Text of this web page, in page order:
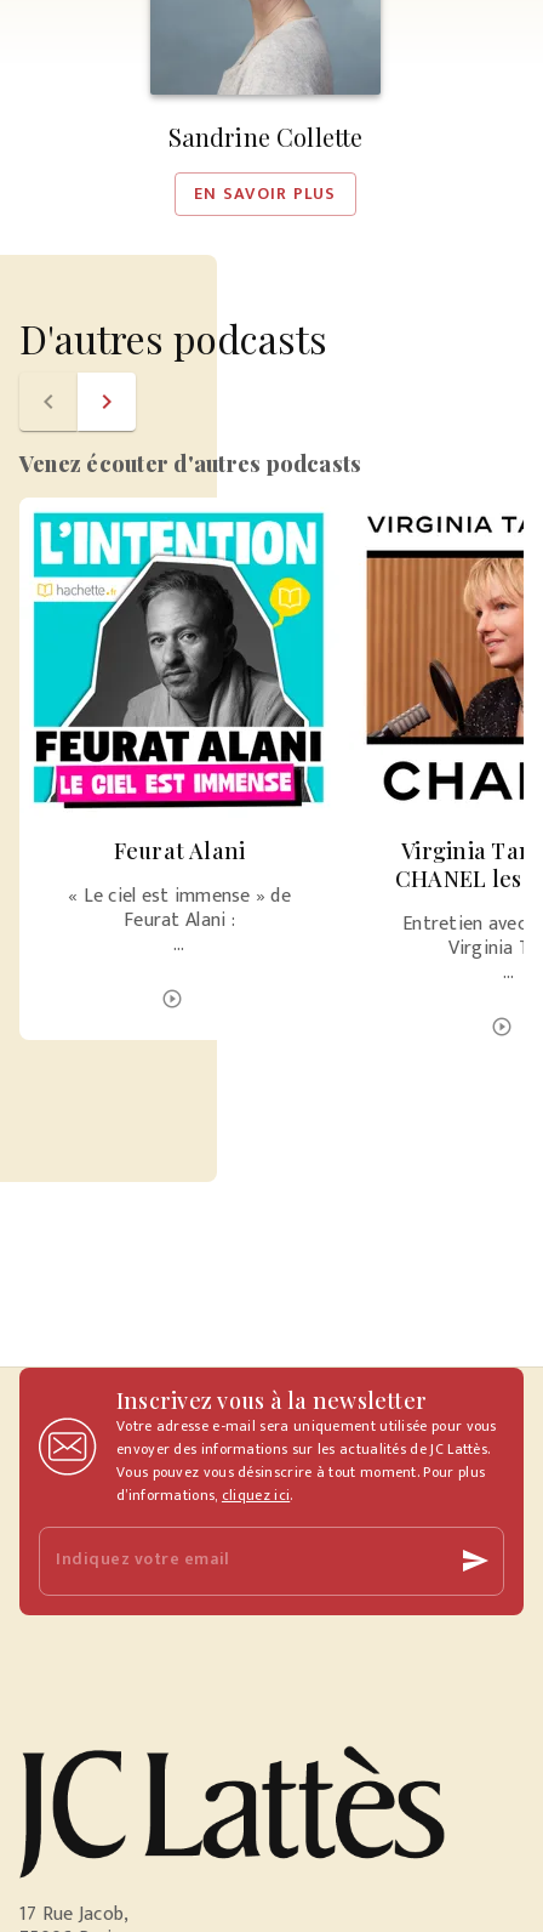
Sandrine Collette
EN SAVOIR PLUS
D'autres podcasts
navigate_before navigate_next
Venez écouter d'autres podcasts
Feurat Alani
« Le ciel est immense » de
Feurat Alani :
…
play_circle_outline
Virginia
CHANEL les
Entretien avec
Virginia
…
play_circle_outline
Inscrivez vous à la newsletter
Votre adresse e-mail sera uniquement utilisée pour vous
envoyer des informations sur les actualités de JC Lattès.
Vous pouvez vous désinscrire à tout moment. Pour plus
d’informations, cliquez ici.
Indiquez votre email send
17 Rue Jacob,